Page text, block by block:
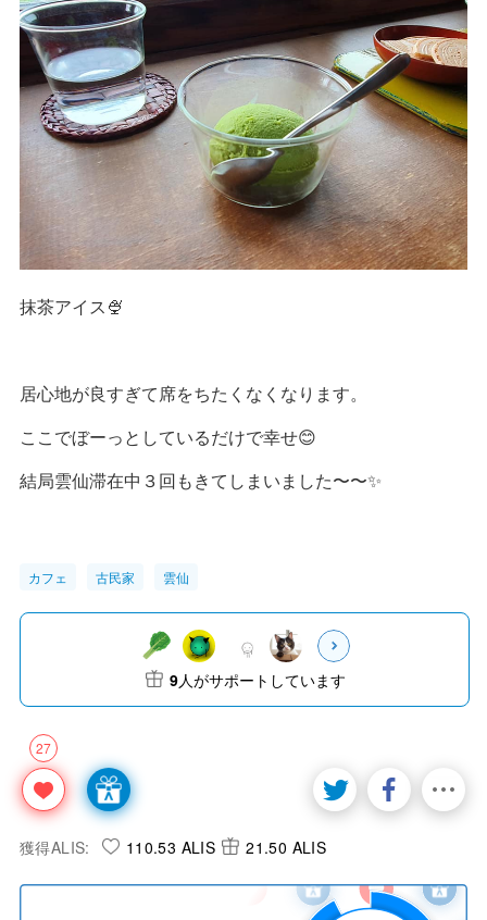
抹茶アイス🍨
居心地が良すぎて席をちたくなくなります。
ここでぼーっとしているだけで幸せ😊
結局雲仙滞在中３回もきてしまいました〜〜✨
カフェ 古民家 雲仙
27
9人がサポートしています
獲得ALIS: 110.53 ALIS 21.50 ALIS